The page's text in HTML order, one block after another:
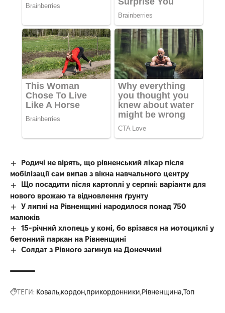
Родичі не вірять, що рівненський лікар після
мобілізації сам випав з вікна навчального центру
Що посадити після картоплі у серпні: варіанти для
нового врожаю та відновлення ґрунту
У липні на Рівненщині народилося понад 750
малюків
15-річний хлопець у комі, бо врізався на мотоциклі у
бетонний паркан на Рівненщині
Солдат з Рівного загинув на Донеччині
ТЕГИ: Коваль кордон прикордонники Рівненщина Топ